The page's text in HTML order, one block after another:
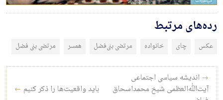
رده‌های مرتبط
عکس چای خانواده مرتضی بنی‌فضل همسر مرتضی بنی فضل
راه‌بری نوشته
→ اندیشه سیاسی اجتماعی
آیت‌الله‌العظمی شیخ محمداسحاق
باید واقعیت‌ها را ذکر کنیم ←